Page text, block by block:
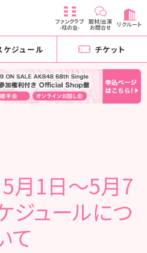
ファンクラブ
-柱の会-
取材/出演
お問合せ リクルート
ケジュール チケット
月1日〜5月7
ジュールにつ
て